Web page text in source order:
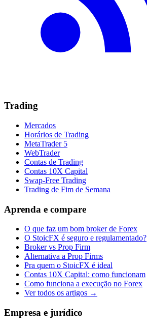
Trading
Mercados
Horários de Trading
MetaTrader 5
WebTrader
Contas de Trading
Contas 10X Capital
Swap-Free Trading
Trading de Fim de Semana
Aprenda e compare
O que faz um bom broker de Forex
O StoicFX é seguro e regulamentado?
Broker vs Prop Firm
Alternativa a Prop Firms
Pra quem o StoicFX é ideal
Contas 10X Capital: como funcionam
Como funciona a execução no Forex
Ver todos os artigos →
Empresa e jurídico